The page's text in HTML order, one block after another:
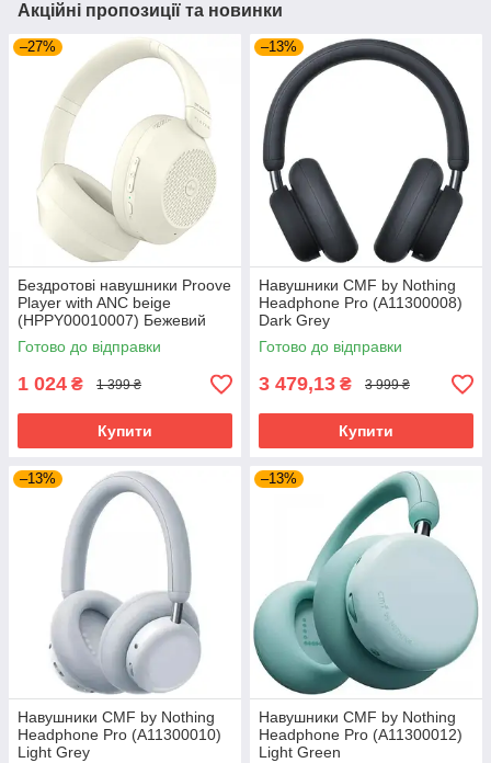
Акційні пропозиції та новинки
–27%
Бездротові навушники Proove
Player with ANC beige
(HPPY00010007) Бежевий
Готово до відправки
1 024 ₴ 1 399 ₴
Купити
–13%
Навушники CMF by Nothing
Headphone Pro (A11300008)
Dark Grey
Готово до відправки
3 479,13 ₴ 3 999 ₴
Купити
–13%
Навушники CMF by Nothing
Headphone Pro (A11300010)
Light Grey
–13%
Навушники CMF by Nothing
Headphone Pro (A11300012)
Light Green